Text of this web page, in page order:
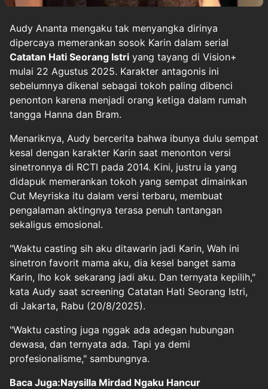
Audy Ananta mengaku tak menyangka dirinya
dipercaya memerankan sosok Karin dalam serial
Catatan Hati Seorang Istri yang tayang di Vision+
mulai 22 Agustus 2025. Karakter antagonis ini
sebelumnya dikenal sebagai tokoh paling dibenci
penonton karena menjadi orang ketiga dalam rumah
tangga Hanna dan Bram.
Menariknya, Audy bercerita bahwa ibunya dulu sempat
kesal dengan karakter Karin saat menonton versi
sinetronnya di RCTI pada 2014. Kini, justru ia yang
didapuk memerankan tokoh yang sempat dimainkan
Cut Meyriska itu dalam versi terbaru, membuat
pengalaman aktingnya terasa penuh tantangan
sekaligus emosional.
"Waktu casting sih aku ditawarin jadi Karin, Wah ini
sinetron favorit mama aku, dia kesel banget sama
Karin, lho kok sekarang jadi aku. Dan ternyata kepilih,"
kata Audy saat screening Catatan Hati Seorang Istri,
di Jakarta, Rabu (20/8/2025).
"Waktu casting juga nggak ada adegan hubungan
dewasa, dan ternyata ada. Tapi ya demi
profesionalisme," sambungnya.
Baca Juga:Naysilla Mirdad Ngaku Hancur